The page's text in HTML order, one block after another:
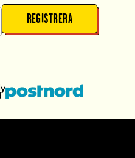
REGISTRERA